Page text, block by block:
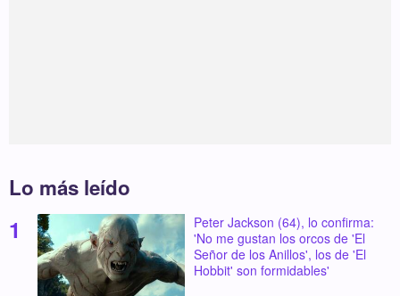
Lo más leído
Peter Jackson (64), lo confirma:
'No me gustan los orcos de 'El
Señor de los Anillos', los de 'El
Hobbit' son formidables'